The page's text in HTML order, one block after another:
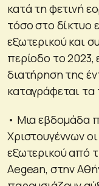
κατά τη φετινή
τόσο στο δίκτυο
εξωτερικού και
περίοδο το 2023,
διατήρηση της
καταγράφεται τα
• Μια εβδομάδα
Χριστουγέννων
εξωτερικού από
Aegean, στην